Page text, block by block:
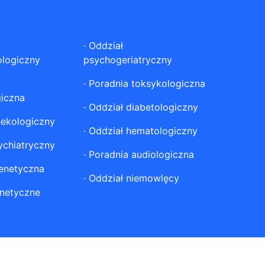
· Oddział
psychogeriatryczny
· Poradnia toksykologiczna
· Oddział diabetologiczny
· Oddział hematologiczny
· Poradnia audiologiczna
· Oddział niemowlęcy